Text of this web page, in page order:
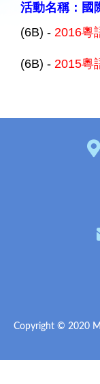
活動名稱：國
(6B) - 2016粵
(6B) - 2015粵
Copyright © 2020